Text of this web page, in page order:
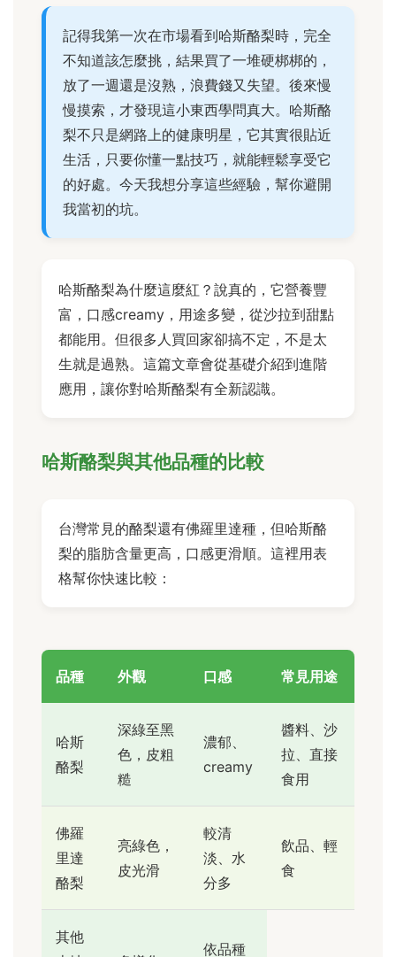
記得我第一次在市場看到哈斯酪梨時，完全
不知道該怎麼挑，結果買了一堆硬梆梆的，
放了一週還是沒熟，浪費錢又失望。後來慢
慢摸索，才發現這小東西學問真大。哈斯酪
梨不只是網路上的健康明星，它其實很貼近
生活，只要你懂一點技巧，就能輕鬆享受它
的好處。今天我想分享這些經驗，幫你避開
我當初的坑。
哈斯酪梨為什麼這麼紅？說真的，它營養豐
富，口感creamy，用途多變，從沙拉到甜點
都能用。但很多人買回家卻搞不定，不是太
生就是過熟。這篇文章會從基礎介紹到進階
應用，讓你對哈斯酪梨有全新認識。
哈斯酪梨與其他品種的比較
台灣常見的酪梨還有佛羅里達種，但哈斯酪
梨的脂肪含量更高，口感更滑順。這裡用表
格幫你快速比較：
品種 外觀 口感 常見用途
哈斯
酪梨
深綠至黑
色，皮粗
糙
濃郁、
creamy
醬料、沙
拉、直接
食用
佛羅
里達
酪梨
亮綠色，
皮光滑
較清
淡、水
分多
飲品、輕
食
其他
依品種